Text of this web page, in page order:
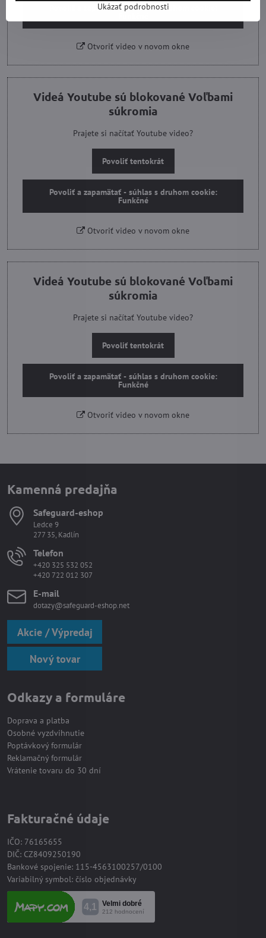
Povoliť a zapamätať - súhlas s druhom cookie:
Otvoriť video v novom okne
Videá Youtube sú blokované Voľbami
súkromia
Prajete si načítať Youtube video?
Povoliť tentokrát
Povoliť a zapamätať - súhlas s druhom cookie:
Funkčné
Otvoriť video v novom okne
Videá Youtube sú blokované Voľbami
súkromia
Prajete si načítať Youtube video?
Povoliť tentokrát
Povoliť a zapamätať - súhlas s druhom cookie:
Funkčné
Otvoriť video v novom okne
Kamenná predajňa
Safeguard-eshop
Ledce 9
277 35, Kadlín
Telefon
+420 325 532 052
+420 722 012 307
E-mail
dotazy@safeguard-eshop.net
Akcie / Výpredaj
Nový tovar
Odkazy a formuláre
Doprava a platba
Osobné vyzdvihnutie
Poptávkový formulár
Reklamačný formulár
Vrátenie tovaru do 30 dní
Fakturačné údaje
IČO: 76165655
DIČ: CZ8409250190
Bankové spojenie: 115-4563100257/0100
Variabilný symbol: číslo objednávky
Ukázať podrobnosti